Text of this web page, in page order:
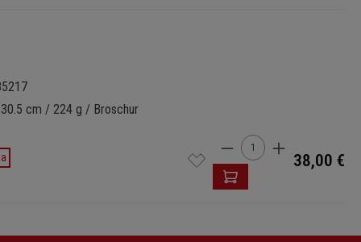
cm / 224 g / Broschur
Produkt Anzahl:
38,00 €